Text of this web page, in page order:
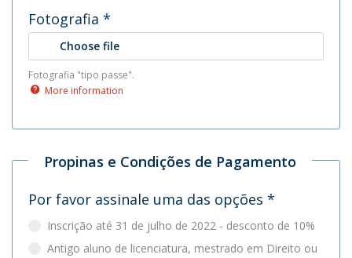
Fotografia *
Choose file
Fotografia "tipo passe".
More information
Propinas e Condições de Pagamento
Por favor assinale uma das opções *
Inscrição até 31 de julho de 2022 - desconto de 10%
Antigo aluno de licenciatura, mestrado em Direito ou